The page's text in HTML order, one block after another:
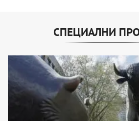
СПЕЦИАЛНИ